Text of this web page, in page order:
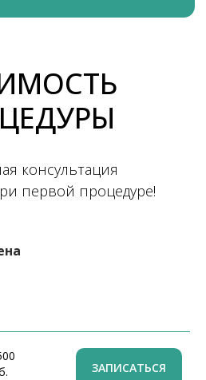
консультация
первой процедуре!
ЗАПИСАТЬСЯ